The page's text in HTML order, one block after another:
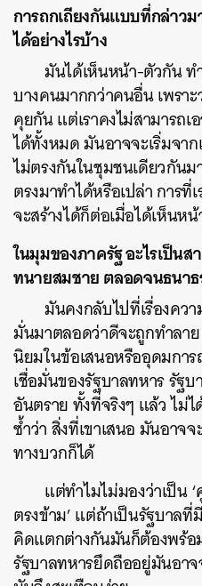
การถกเถียงกันแบบที่กล่าว
ได้อย่างไรบ้าง
มันได้เห็นหน้า-ตัวกัน ท
บางคนมากกว่าคนอื่น เพรา
คุยกัน แต่เราคงไม่สามารถ
ได้ทั้งหมด มันอาจจะเริ่มจา
ไม่ตรงกันในชุมชนเดียวกัน
ตรงมาทำได้หรือเปล่า การ
จะสร้างได้ก็ต่อเมื่อได้เห็น
ในมุมของภาครัฐ อะไรเป็น
ทนายสมชาย ตลอดจนธนา
มันคงกลับไปที่เรื่องคว
มั่นมาตลอดว่าดีจะถูกทำลา
นิยมในข้อเสนอหรืออุดมกา
เชื่อมั่นของรัฐบาลทหาร รัฐ
อันตราย ทั้งที่จริงๆ แล้ว ไม่
ซ้ำว่า สิ่งที่เขาเสนอ มันอาจ
ทางบวกก็ได้
แต่ทำไมไม่มองว่าเป็น
ตรงข้าม’ แต่ถ้าเป็นรัฐบาล
คิดแตกต่างกันมันก็ต้องพร้อ
รัฐบาลทหารยึดถืออยู่มันอา